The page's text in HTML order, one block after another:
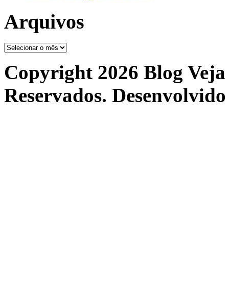
Arquivos
Arquivos
Copyright 2026 Blog
Reservados.